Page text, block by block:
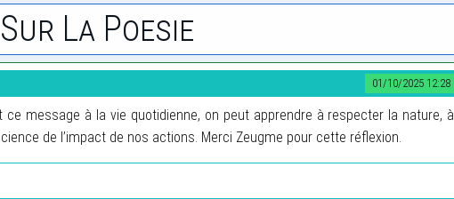
La Poesie
01/10/2025 12:28
ce message à la vie quotidienne, on peut apprendre à respecter la nature, à
de l’impact de nos actions. Merci Zeugme pour cette réflexion.